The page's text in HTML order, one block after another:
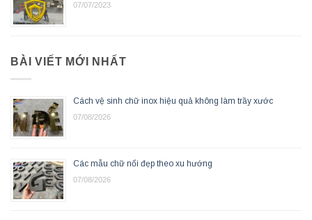
07/07/2023
BÀI VIẾT MỚI NHẤT
Cách vệ sinh chữ inox hiệu quả không làm trầy xước
07/08/2026
Các mẫu chữ nổi đẹp theo xu hướng
07/08/2026